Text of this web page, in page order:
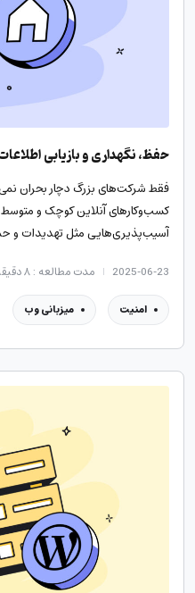
حفظ، نگهداری و بازیابی
فقط شرکت‌های بزرگ دچار بحران
کسب‌وکارهای آنلاین کوچک و
آسیب‌پذیری‌هایی مثل تهدیدات و
2025-06-23 مدت مطالعه : ۸ دقیقه
امنیت میزبانی وب